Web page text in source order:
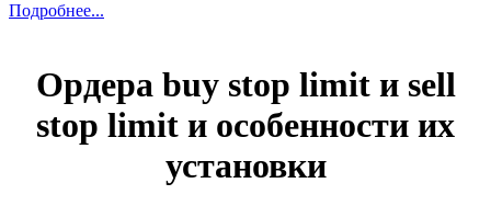
Подробнее...
Ордера buy stop limit и sell
stop limit и особенности их
установки